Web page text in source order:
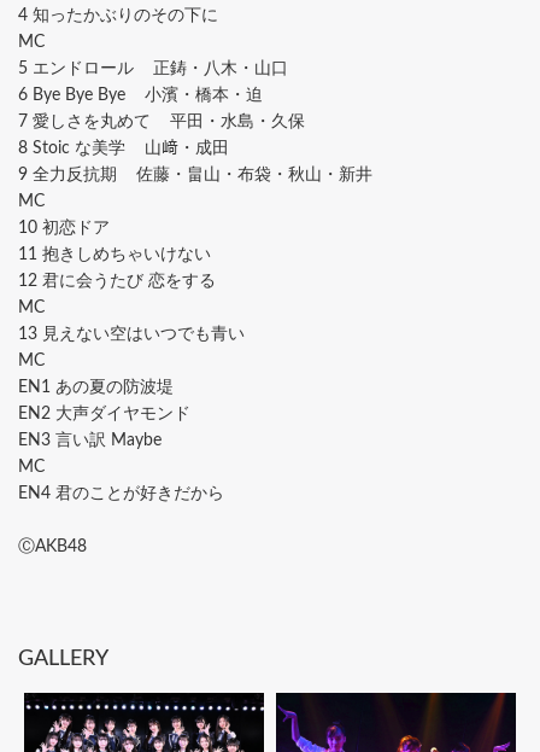
4 知ったかぶりのその下に
MC
5 エンドロール 正鋳・⼋⽊・⼭⼝
6 Bye Bye Bye ⼩濱・橋本・迫
7 愛しさを丸めて 平⽥・⽔島・久保
8 Stoic な美学 ⼭﨑・成⽥
9 全⼒反抗期 佐藤・畠⼭・布袋・秋⼭・新井
MC
10 初恋ドア
11 抱きしめちゃいけない
12 君に会うたび 恋をする
MC
13 ⾒えない空はいつでも⻘い
MC
EN1 あの夏の防波堤
EN2 ⼤声ダイヤモンド
EN3 ⾔い訳 Maybe
MC
EN4 君のことが好きだから
ⒸAKB48
GALLERY